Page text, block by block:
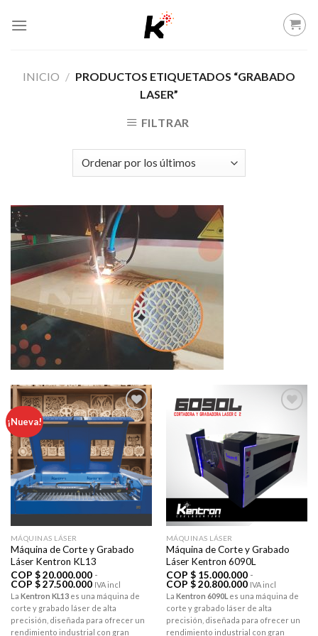
INICIO / PRODUCTOS ETIQUETADOS “GRABADO
LASER”
FILTRAR
¡Nueva!
AÃ±adir
a la lista
de
deseos
MÁQUINAS LÁSER
Máquina de Corte y Grabado
Láser Kentron KL13
COP $20.000.000 -
COP $27.500.000Rango
de
precios:
desde
COP
$ 20.000.000
IVA incl
La Kentron KL13es una máquina de
corte y grabado láser de alta
precisión, diseñada para ofrecer un
rendimiento industrial con gran
AÃ±adir
a la lista
de
deseos
MÁQUINAS LÁSER
Máquina de Corte y Grabado
Láser Kentron 6090L
COP $15.000.000 -
COP $20.800.000Rango
de
precios:
desde
COP
$ 15.000.000
IVA incl
La Kentron 6090Les una máquina de
corte y grabado láser de alta
precisión, diseñada para ofrecer un
rendimiento industrial con gran